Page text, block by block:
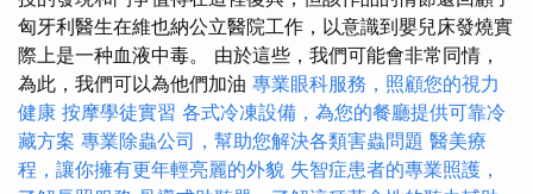
匈牙利醫生在維也納公立醫院工作，以意識到嬰兒床發燒實
際上是一种血液中毒。 由於這些，我們可能會非常同情，
為此，我們可以為他們加油 專業眼科服務，照顧您的視力
健康 按摩學徒實習 各式冷凍設備，為您的餐廳提供可靠冷
藏方案 專業除蟲公司，幫助您解決各類害蟲問題 醫美療
程，讓你擁有更年輕亮麗的外貌 失智症患者的專業照護，